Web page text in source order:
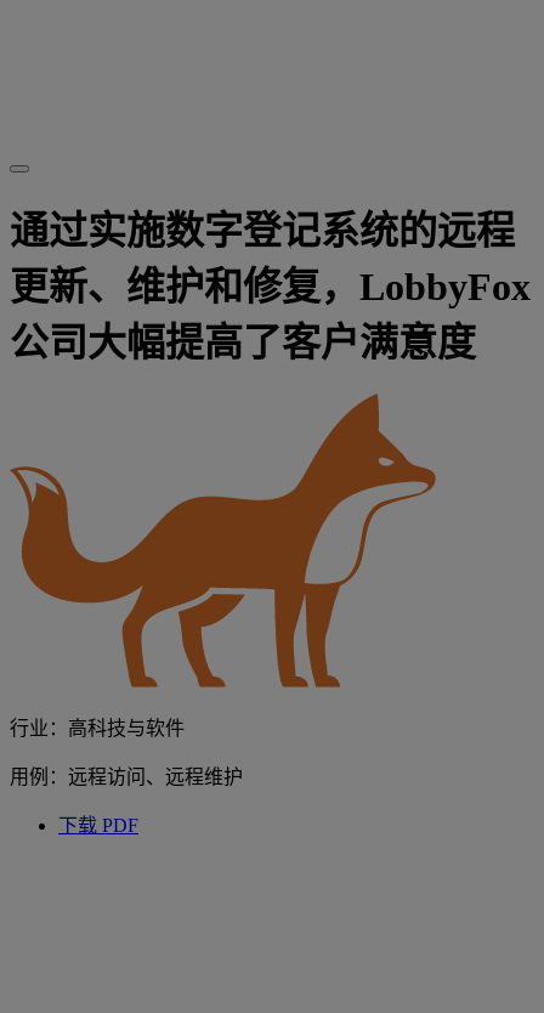
通过实施数字登记系统的远程
更新、维护和修复，LobbyFox
公司大幅提高了客户满意度
行业：高科技与软件
用例：远程访问、远程维护
下载 PDF